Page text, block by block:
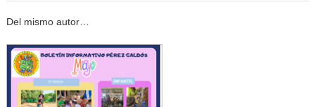
Del mismo autor…